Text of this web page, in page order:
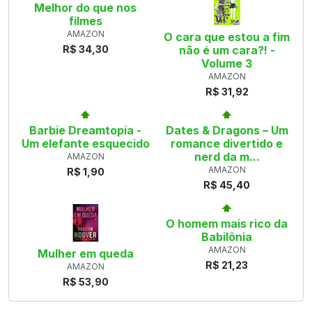
Melhor do que nos
filmes
AMAZON
R$ 34,30
O cara que estou a fim
não é um cara?! -
Volume 3
AMAZON
R$ 31,92
Barbie Dreamtopia -
Um elefante esquecido
AMAZON
R$ 1,90
Dates & Dragons – Um
romance divertido e
nerd da m...
AMAZON
R$ 45,40
Mulher em queda
AMAZON
R$ 53,90
O homem mais rico da
Babilônia
AMAZON
R$ 21,23